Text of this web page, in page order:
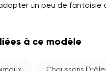
un peu de fantaisie
à ce modèle